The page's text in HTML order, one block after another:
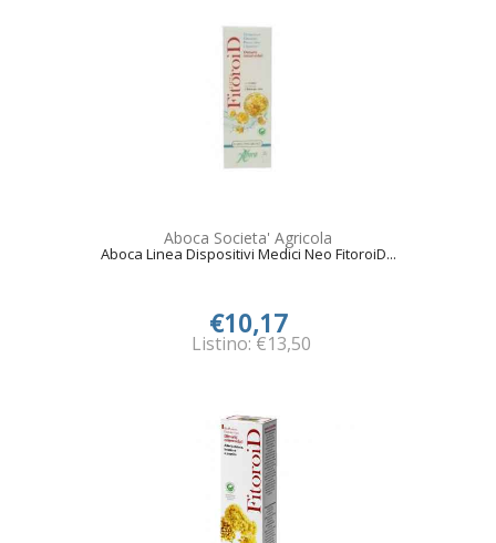
Aboca Societa' Agricola
Aboca Linea Dispositivi Medici Neo FitoroiD...
€10,17
Listino: €13,50